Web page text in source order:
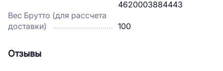
4620003884443
Вес Брутто (для рассчета
доставки)
100
Отзывы